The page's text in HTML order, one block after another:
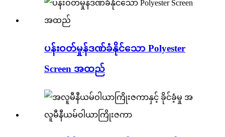
ပန်းဝတ်မှုန်ဒဏ်ခံနိုင်သော Polyester
Screen အထည်